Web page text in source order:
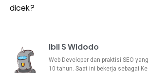
dicek?
Ibil S Widodo
Web Developer dan praktisi SEO
10 tahun. Saat ini bekerja sebagai